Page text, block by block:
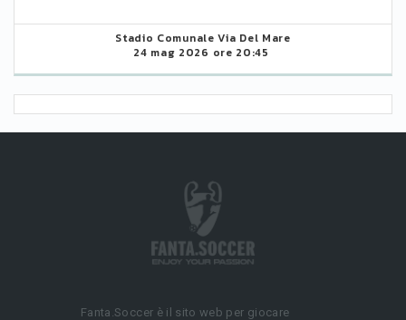
Stadio Comunale Via Del Mare
24 mag 2026 ore 20:45
Fanta.Soccer è il sito web per giocare